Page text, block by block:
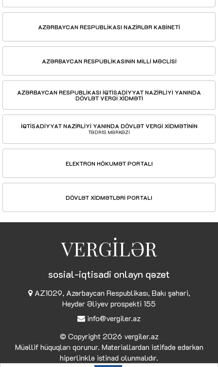
AZƏRBAYCAN RESPUBLİKASI NAZİRLƏR KABİNETİ
AZƏRBAYCAN RESPUBLİKASININ MİLLİ MƏCLİSİ
AZƏRBAYCAN RESPUBLİKASI İQTİSADİYYAT NAZİRLİYİ YANINDA
DÖVLƏT VERGİ XİDMƏTİ
İQTİSADİYYAT NAZİRLİYİ YANINDA DÖVLƏT VERGİ XİDMƏTİNİN
TƏDRİS MƏRKƏZİ
ELEKTRON HÖKUMƏT PORTALI
DÖVLƏT XİDMƏTLƏRİ PORTALI
VERGİLƏR
sosial-iqtisadi onlayn qəzet
AZ1029, Azərbaycan Respublikası, Bakı şəhəri,
Heydər Əliyev prospekti 155
info@vergiler.az
© Copyright 2026 vergiler.az
Müəllif hüquqları qorunur. Materiallardan istifadə edərkən
hiperlinklə istinad olunmalıdır.